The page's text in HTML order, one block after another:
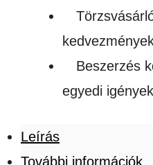
Beszerzés
egyedi
Leírás
További információk